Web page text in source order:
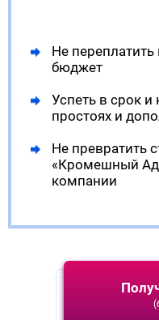
Не
бюджет
Успеть в срок и
простоях и
Не превратить
«Кромешный
компании